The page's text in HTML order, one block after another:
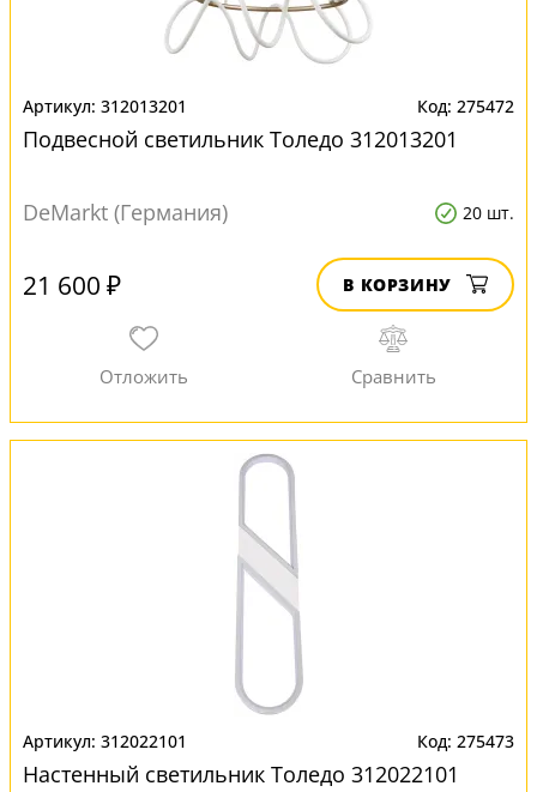
312013201 275472
Подвесной светильник Толедо 312013201
DeMarkt (Германия) 20 шт.
21 600 ₽ В КОРЗИНУ
312022101 275473
Настенный светильник Толедо 312022101